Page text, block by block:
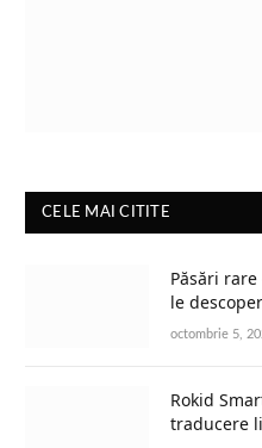
CELE MAI CITITE
Păsări
le
octombrie 5,
Rokid
traducere